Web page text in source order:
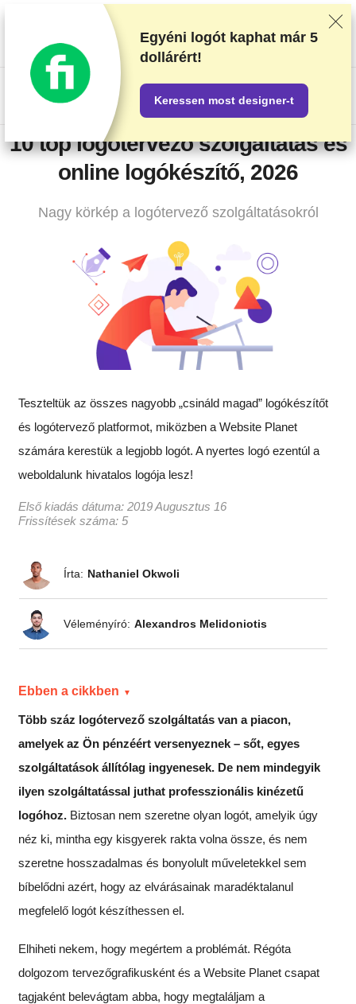
Alapos tesztelés és kutatómunka alapján soroljuk be a
beszállítókat, de a visszajelzéseidet és a szolgáltatókkal való
üzleti megállapodásainkat is figyelembe vesszük. Ez az oldal
partnerlinkeket tartalmaz. Hirdetési nyilatkozat
US$
10 top logótervező szolgáltatás és
online logókészítő, 2026
Nagy körkép a logótervező szolgáltatásokról
Teszteltük az összes nagyobb „csináld magad” logókészítőt
és logótervező platformot, miközben a Website Planet
számára kerestük a legjobb logót. A nyertes logó ezentúl a
weboldalunk hivatalos logója lesz!
Első kiadás dátuma: 2019 Augusztus 16
Frissítések száma: 5
Véleményíró: Alexandros Melidoniotis
Írta: Nathaniel Okwoli
Ebben a cikkben
Több száz logótervező szolgáltatás van a piacon,
amelyek az Ön pénzéért versenyeznek – sőt, egyes
szolgáltatások állítólag ingyenesek. De nem mindegyik
ilyen szolgáltatással juthat professzionális kinézetű
logóhoz. Biztosan nem szeretne olyan logót, amelyik úgy
néz ki, mintha egy kisgyerek rakta volna össze, és nem
szeretne hosszadalmas és bonyolult műveletekkel sem
bíbelődni azért, hogy az elvárásainak maradéktalanul
megfelelő logót készíthessen el.
Elhiheti nekem, hogy megértem a problémát. Régóta
dolgozom tervezőgrafikusként és a Website Planet csapat
tagjaként belevágtam abba, hogy megtaláljam a
Egyéni logót kaphat már 5
dollárért!
Keressen most designer-t